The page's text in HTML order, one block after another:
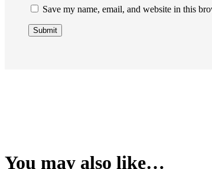
Save my name, email, and website in this
You may also like…